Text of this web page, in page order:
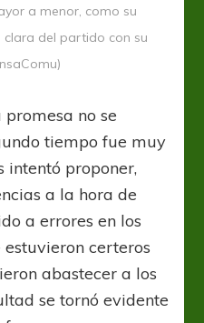
a menor, como su
clara del partido con su
no se
tiempo fue muy
intentó proponer,
a la hora de
a errores en los
estuvieron certeros
abastecer a los
se tornó evidente